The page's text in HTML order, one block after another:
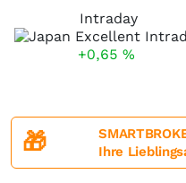
Intraday
+0,65 %
🎁
Ihre